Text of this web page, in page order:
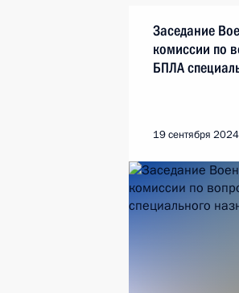
Заседание
комиссии по
БПЛА
19 сентября